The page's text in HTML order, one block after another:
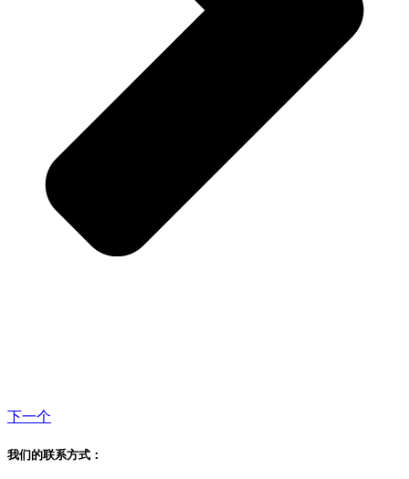
下一个
我们的联系方式：